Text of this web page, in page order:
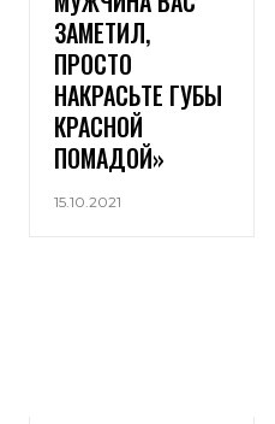
ЗАМЕТИЛ,
ПРОСТО
НАКРАСЬТЕ ГУБЫ
КРАСНОЙ
ПОМАДОЙ»
15.10.2021